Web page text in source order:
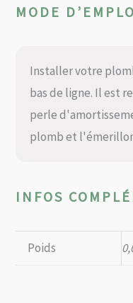
MODE
Installer votre
bas de ligne. Il est
perle
plomb et
INFOS
Poids